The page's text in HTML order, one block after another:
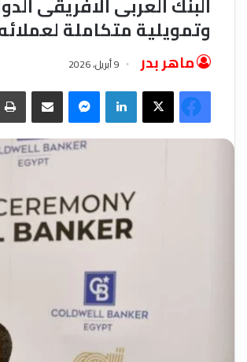
وتمويلية متكاملة
ماهر بدر 9 أبريل، 2026
فيسبوك
‫X لينكدإن ماسنجر مشاركة عبر البريد